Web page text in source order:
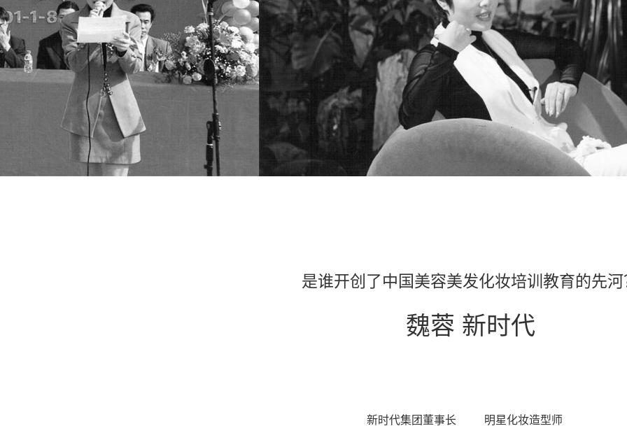
是谁开创了中国美容美发化妆培训教育的先河
魏蓉 新时代
新时代集团董事长 明星化妆造型师